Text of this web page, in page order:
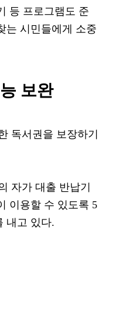
등 프로그램도 준
는 시민들에게 소중
보완
독서권을 보장하기
자가 대출 반납기
이용할 수 있도록 5
내고 있다.